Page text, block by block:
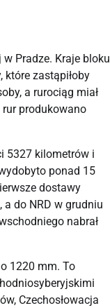
Pradze. Kraje bloku
które zastąpiłoby
a rurociąg miał
produkowano
5327 kilometrów i
ponad 15
dostawy
a do NRD w grudniu
nabrał
1220 mm. To
Czechosłowacja